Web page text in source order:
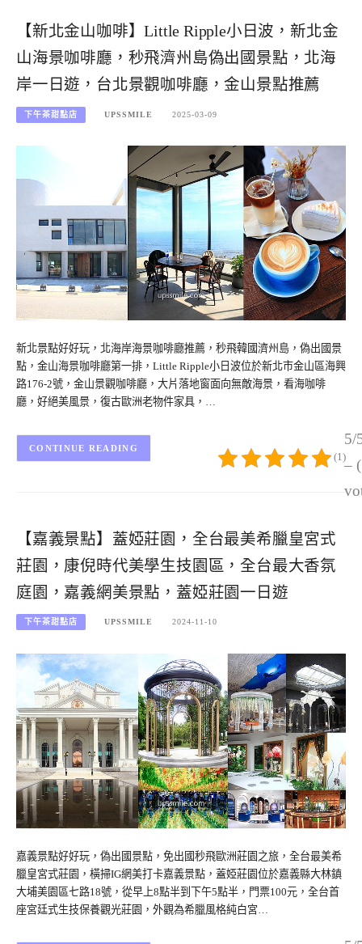
【新北金山咖啡】Little Ripple小日波，新北金
山海景咖啡廳，秒飛濟州島偽出國景點，北海
岸一日遊，台北景觀咖啡廳，金山景點推薦
下午茶甜點店 UPSSMILE 2025-03-09
新北景點好好玩，北海岸海景咖啡廳推薦，秒飛韓國濟州島，偽出國景
點，金山海景咖啡廳第一排，Little Ripple小日波位於新北市金山區海興
路176-2號，金山景觀咖啡廳，大片落地窗面向無敵海景，看海咖啡
廳，好絕美風景，復古歐洲老物件家具，…
5/
–
(1)
CONTINUE READING
【嘉義景點】蓋婭莊園，全台最美希臘皇宮式
莊園，康倪時代美學生技園區，全台最大香氛
庭園，嘉義網美景點，蓋婭莊園一日遊
下午茶甜點店 UPSSMILE 2024-11-10
嘉義景點好好玩，偽出國景點，免出國秒飛歐洲莊園之旅，全台最美希
臘皇宮式莊園，橫掃IG網美打卡嘉義景點，蓋婭莊園位於嘉義縣大林鎮
大埔美園區七路18號，從早上8點半到下午5點半，門票100元，全台首
座宮廷式生技保養觀光莊園，外觀為希臘風格純白宮…